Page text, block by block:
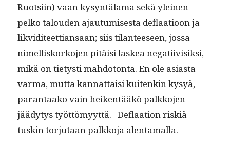
Ruot­si­in) vaan kysyn­täla­ma sekä yleinen
pelko talouden ajau­tu­mis­es­ta deflaa­tioon ja
lik­vidi­teet­tiansaan; siis tilanteeseen, jos­sa
nimel­lisko­rko­jen pitäisi laskea negati­ivisik­si,
mikä on tietysti mah­do­ton­ta. En ole asi­as­ta
var­ma, mut­ta kan­nat­taisi kuitenkin kysyä,
paran­taako vain heiken­tääkö palkko­jen
jäädy­tys työt­tömyyt­tä. Deflaa­tion riskiä
tuskin tor­ju­taan palkko­ja alentamalla.